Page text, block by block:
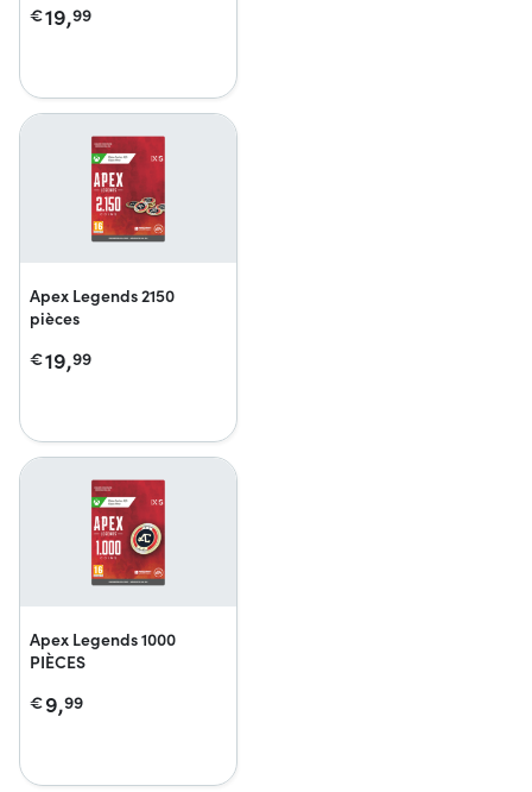
€19,99
Apex Legends 2150
pièces
€19,99
Apex Legends 1000
PIÈCES
€9,99